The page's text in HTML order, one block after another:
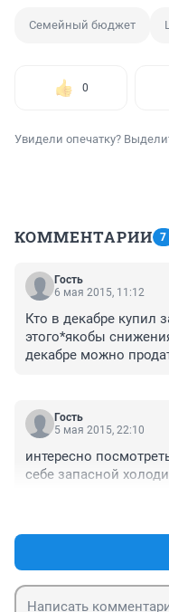
Семейный бюджет
0
Увидели опечатку?
КОММЕНТАРИИ 7
Гость
6 мая 2015, 11:12
Кто в декабре купил
этого*якобы
декабре можно
Гость
5 мая 2015, 22:10
интересно
себе запасной